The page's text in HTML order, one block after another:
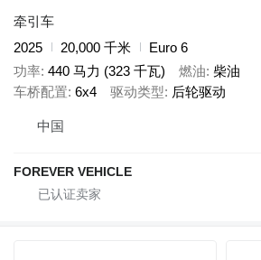
牵引车
2025
20,000 千米
Euro 6
功率 440 马力 (323 千瓦) 燃油 柴油
车桥配置 6x4 驱动类型 后轮驱动
中国
FOREVER VEHICLE